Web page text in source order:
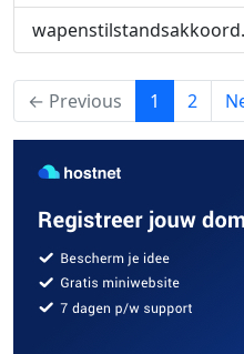
← Previous 1 (current)
2